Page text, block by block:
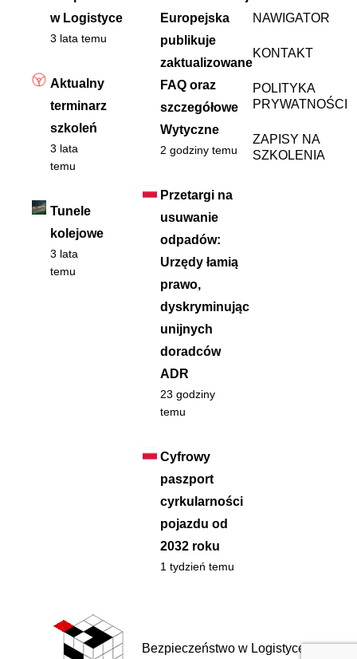
w Logistyce
3 lata temu
Aktualny
terminarz
szkoleń
3 lata
temu
Tunele
kolejowe
3 lata
temu
Europejska
publikuje
zaktualizowane
FAQ oraz
szczegółowe
Wytyczne
2 godziny temu
Przetargi na
usuwanie
odpadów:
Urzędy łamią
prawo,
dyskryminując
unijnych
doradców
ADR
23 godziny
temu
Cyfrowy
paszport
cyrkularności
pojazdu od
2032 roku
1 tydzień temu
NAWIGATOR
KONTAKT
POLITYKA
PRYWATNOŚCI
ZAPISY NA
SZKOLENIA
Bezpieczeństwo w Logistyce